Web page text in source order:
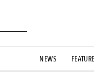
NEWS FEATURE
#憧れの逸品
ナムのYouTube